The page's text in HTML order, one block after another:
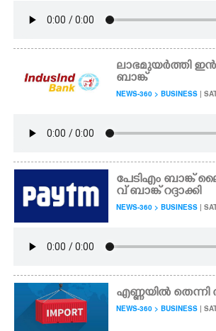
ലാഭമുയർത്തി
ബാങ്ക്
NEWS-360 > BUSINESS |
പേടിഎം ബാങ്ക്
വ് ബാങ്ക് റദ്ദാക്കി
NEWS-360 > BUSINESS |
എണ്ണയിൽ തെന്നി
NEWS-360 > BUSINESS |